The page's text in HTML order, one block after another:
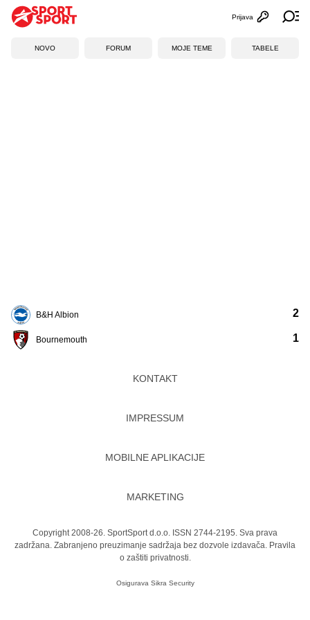
Otvori
Prijava
NOVO FORUM MOJE TEME TABELE
B&H Albion
Bournemouth
2
1
KONTAKT
IMPRESSUM
MOBILNE APLIKACIJE
MARKETING
Copyright 2008-26. SportSport d.o.o. ISSN 2744-2195. Sva prava
zadržana. Zabranjeno preuzimanje sadržaja bez dozvole izdavača. Pravila
o zaštiti privatnosti.
Osigurava Sikra Security